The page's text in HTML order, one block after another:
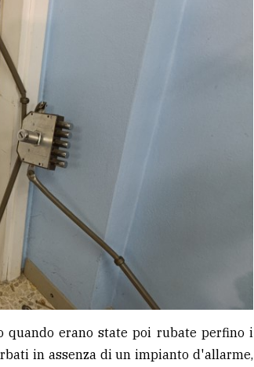
erano state poi rubate perfino i
in assenza di un impianto d'allarme,